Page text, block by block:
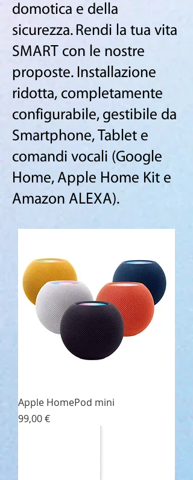
domotica e della
sicurezza. Rendi la tua vita
SMART con le nostre
proposte. Installazione
ridotta, completamente
configurabile, gestibile da
Smartphone, Tablet e
comandi vocali (Google
Home, Apple Home Kit e
Amazon ALEXA).
Apple HomePod mini
Prezzo
99,00 €